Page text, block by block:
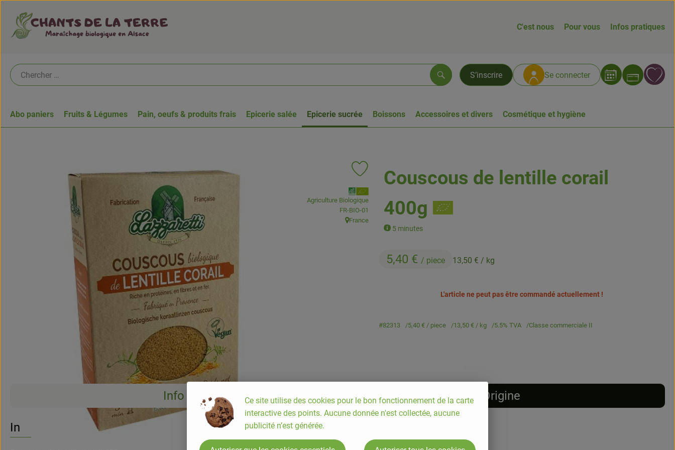
C'est nous Pour vous Infos pratiques
S’inscrire Se connecter
Rechercher
Abo paniers Fruits & Légumes Pain, oeufs & produits frais Epicerie salée Epicerie sucrée Boissons Accessoires et divers Cosmétique et hygiène
Couscous de lentille corail
400g
5 minutes
5,40 € / piece 13,50 € / kg
Ajouter le produit aux favoris
, Association:
Agriculture Biologique
, Autorité de contrôle:
FR-BIO-01
, Origine:
France
L'article ne peut pas être commandé actuellement !
#82313 5,40 € / piece 13,50 € / kg 5.5% TVA Classe commerciale II
Info Origine
Info
Ce site utilise des cookies pour le bon fonctionnement de la carte
interactive des points. Aucune donnée n'est collectée, aucune
publicité n’est générée.